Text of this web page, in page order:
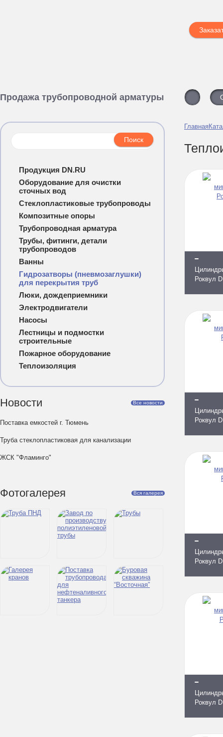
Продажа трубопроводной арматуры
Продукция DN.RU
Оборудование для очистки
сточных вод
Стеклопластиковые трубопроводы
Композитные опоры
Трубопроводная арматура
Трубы, фитинги, детали
трубопроводов
Ванны
Гидрозатворы (пневмозаглушки)
для перекрытия труб
Люки, дождеприемники
Электродвигатели
Насосы
Лестницы и подмостки
строительные
Пожарное оборудование
Теплоизоляция
Новости Все новости
Поставка емкостей г. Тюмень
Труба стеклопластиковая для канализации
ЖСК "Фламинго"
Фотогалерея Вся галерея
Главная
Роквул
Роквул
Роквул
Роквул